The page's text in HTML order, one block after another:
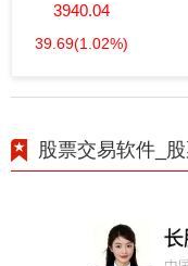
3940.04
39.69(1.02%)
股票交易软件_